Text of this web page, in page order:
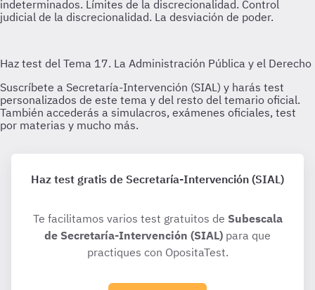
Haz test gratis de Secretaría-Intervención (SIAL)
Te facilitamos varios test gratuitos de Subescala
de Secretaría-Intervención (SIAL) para que
practiques con OpositaTest.